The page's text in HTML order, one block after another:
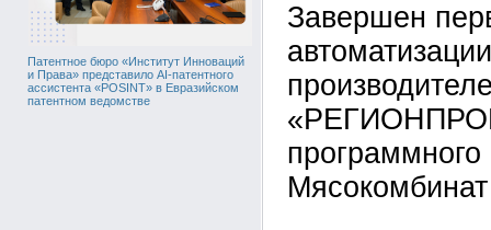
Патентное бюро «Институт Инноваций
и Права» представило AI-патентного
ассистента «POSINT» в Евразийском
патентном ведомстве
Завершен